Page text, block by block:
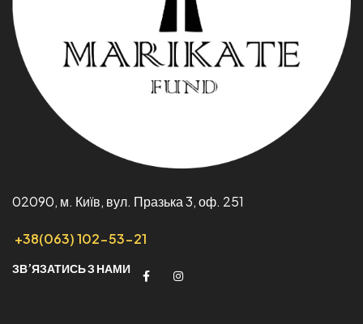
02090, м. Київ, вул. Празька 3, оф. 251
+38(063) 102-53-21
ЗВ’ЯЗАТИСЬ З НАМИ